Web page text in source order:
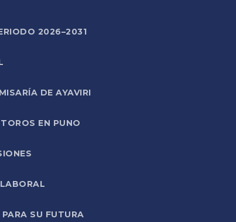
2026–2031
DE AYAVIRI
EN PUNO
SU FUTURA